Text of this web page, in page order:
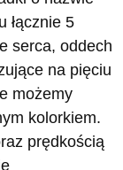
łącznie 5
serca, oddech
na pięciu
możemy
kolorkiem.
prędkością